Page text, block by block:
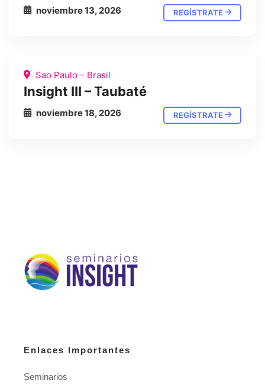
noviembre 13, 2026 REGÍSTRATE
Sao Paulo – Brasil
Insight III – Taubaté
noviembre 18, 2026 REGÍSTRATE
Enlaces Importantes
Seminarios